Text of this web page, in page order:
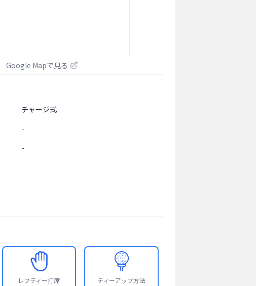
Google Mapで見る
チャージ式
-
-
レフティー打席 ティーアップ方法